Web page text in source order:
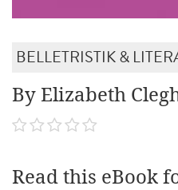
BELLETRISTIK &
By Elizabeth
Read this eBook